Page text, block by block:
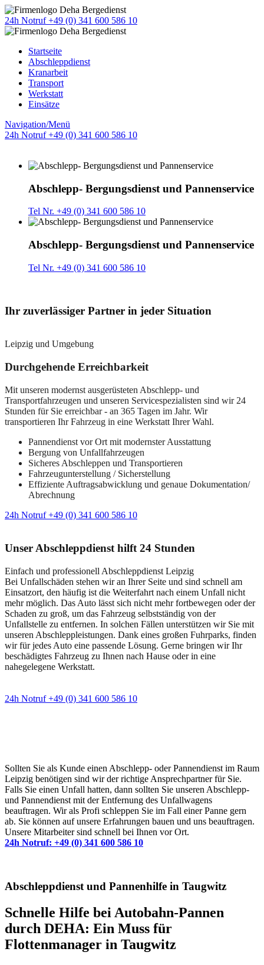
24h Notruf +49 (0) 341 600 586 10
Startseite
Abschleppdienst
Kranarbeit
Transport
Werkstatt
Einsätze
Navigation/Menü
24h Notruf +49 (0) 341 600 586 10
Abschlepp- Bergungsdienst und Pannenservice
Tel Nr. +49 (0) 341 600 586 10
Abschlepp- Bergungsdienst und Pannenservice
Tel Nr. +49 (0) 341 600 586 10
Ihr zuverlässiger Partner in jeder Situation
Leipzig und Umgebung
Durchgehende Erreichbarkeit
Mit unseren modernst ausgerüsteten Abschlepp- und
Transportfahrzeugen und unseren Servicespezialisten sind wir 24
Stunden für Sie erreichbar - an 365 Tagen im Jahr. Wir
transportieren Ihr Fahrzeug in eine Werkstatt Ihrer Wahl.
Pannendienst vor Ort mit modernster Ausstattung
Bergung von Unfallfahrzeugen
Sicheres Abschleppen und Transportieren
Fahrzeugunterstellung / Sicherstellung
Effiziente Auftragsabwicklung und genaue Dokumentation/
Abrechnung
24h Notruf +49 (0) 341 600 586 10
Unser Abschleppdienst hilft 24 Stunden
Einfach und professionell Abschleppdienst Leipzig
Bei Unfallschäden stehen wir an Ihrer Seite und sind schnell am
Einsatzort, den häufig ist die Weiterfahrt nach einem Unfall nicht
mehr möglich. Das Auto lässt sich nicht mehr fortbewegen oder der
Schaden zu groß, um das Fahrzeug selbstständig von der
Unfallstelle zu entfernen. In solchen Fällen unterstützen wir Sie mit
unseren Abschleppleistungen. Dank eines großen Fuhrparks, finden
wir für jedes Auto eine passende Lösung. Gerne bringen wir Ihr
beschädigtes Fahrzeug zu Ihnen nach Hause oder in eine
nahegelegene Werkstatt.
24h Notruf +49 (0) 341 600 586 10
Sollten Sie als Kunde einen Abschlepp- oder Pannendienst im Raum
Leipzig benötigen sind wir der richtige Ansprechpartner für Sie.
Falls Sie einen Unfall hatten, dann sollten Sie unseren Abschlepp-
und Pannendienst mit der Entfernung des Unfallwagens
beauftragen. Wir als Profi schleppen Sie im Fall einer Panne gern
ab. Sie können auf unsere Erfahrungen bauen und uns beauftragen.
Unsere Mitarbeiter sind schnell bei Ihnen vor Ort.
24h Notruf: +49 (0) 341 600 586 10
Abschleppdienst und Pannenhilfe in Taugwitz
Schnelle Hilfe bei Autobahn-Pannen
durch DEHA: Ein Muss für
Flottenmanager in Taugwitz